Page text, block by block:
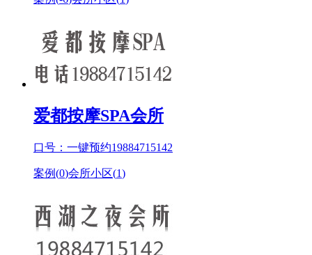
爱都按摩SPA会所
口号：一键预约19884715142
案例(0)会所小区(1)